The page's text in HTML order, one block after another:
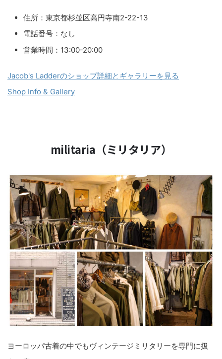
住所：東京都杉並区高円寺南2-22-13
電話番号：なし
営業時間：13:00-20:00
Jacob's Ladderのショップ詳細とギャラリーを見る
Shop Info & Gallery
militaria（ミリタリア）
ヨーロッパ古着の中でもヴィンテージミリタリーを専門に扱